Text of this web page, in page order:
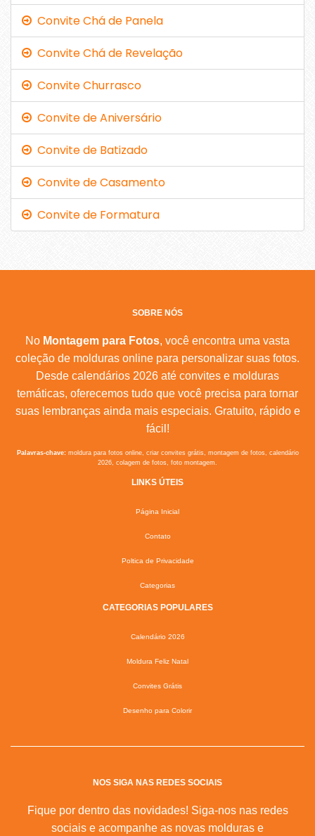
Convite Chá de Panela
Convite Chá de Revelação
Convite Churrasco
Convite de Aniversário
Convite de Batizado
Convite de Casamento
Convite de Formatura
SOBRE NÓS
No Montagem para Fotos, você encontra uma vasta
coleção de molduras online para personalizar suas fotos.
Desde calendários 2026 até convites e molduras
temáticas, oferecemos tudo que você precisa para tornar
suas lembranças ainda mais especiais. Gratuito, rápido e
fácil!
Palavras-chave:moldura para fotos online, criar convites grátis, montagem de fotos, calendário
2026, colagem de fotos, foto montagem.
LINKS ÚTEIS
Página Inicial
Contato
Poltica de Privacidade
Categorias
CATEGORIAS POPULARES
Calendário 2026
Moldura Feliz Natal
Convites Grátis
Desenho para Colorir
NOS SIGA NAS REDES SOCIAIS
Fique por dentro das novidades! Siga-nos nas redes
sociais e acompanhe as novas molduras e